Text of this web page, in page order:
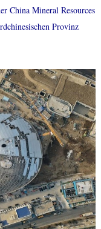
China Mineral Resources
Provinz